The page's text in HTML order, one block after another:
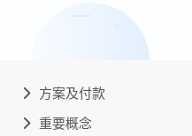
方案及付款
重要概念